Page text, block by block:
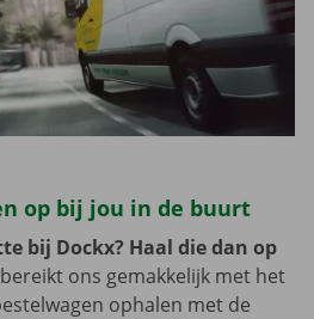
op bij jou in de buurt
bij Dockx? Haal die dan op
bereikt ons gemakkelijk met het
ophalen met de